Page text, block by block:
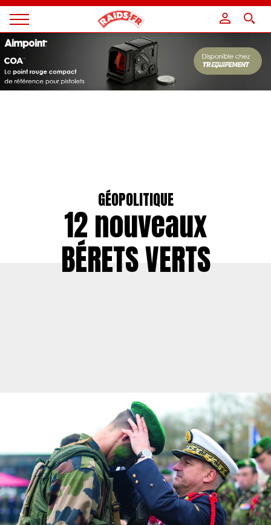
Magazine
Raids
GÉOPOLITIQUE
12 nouveaux
BÉRETS VERTS
Panneau de gestion des cookies